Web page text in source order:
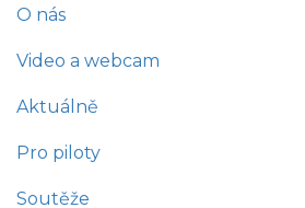
O nás
Video a webcam
Aktuálně
Pro piloty
Soutěže